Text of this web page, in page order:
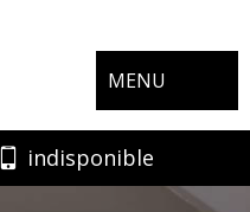
MENU
indisponible